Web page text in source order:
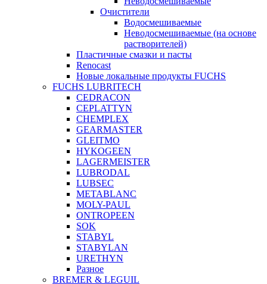
Очистители
Водосмешиваемые
Неводосмешиваемые (на основе
растворителей)
Пластичные смазки и пасты
Renocast
Новые локальные продукты FUCHS
FUCHS LUBRITECH
CEDRACON
CEPLATTYN
CHEMPLEX
GEARMASTER
GLEITMO
HYKOGEEN
LAGERMEISTER
LUBRODAL
LUBSEC
METABLANC
MOLY-PAUL
ONTROPEEN
SOK
STABYL
STABYLAN
URETHYN
Разное
BREMER & LEGUIL